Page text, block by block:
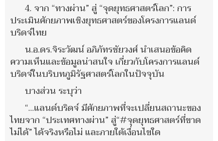
4. จาก “ทางผ่าน” สู่ “จุดยุทธศาสตร์โลก”: การ
ประเมินศักยภาพเชิงยุทธศาสตร์ของโครงการแลนด์
บริดจ์ไทย
น.อ.ดร.จิระวัฒน์ อภิภัทรชัยวงศ์ นำเสนอข้อคิด
ความเห็นและข้อมูลน่าสนใจ เกี่ยวกับโครงการแลนด์
บริดจ์ในบริบทภูมิรัฐศาสตร์โลกในปัจจุบัน
บางส่วน ระบุว่า
“...แลนด์บริดจ์ มีศักยภาพที่จะเปลี่ยนสถานะของ
ไทยจาก “ประเทศทางผ่าน” สู่“#จุดยุทธศาสตร์ที่ขาด
ไม่ได้” ได้จริงหรือไม่ และภายใต้เงื่อนไขใด